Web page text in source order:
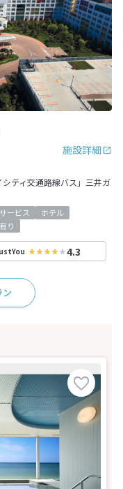
施設詳細
ティ交通路線バス」三井ガ
ービス
ホテル
り
4.3
ン